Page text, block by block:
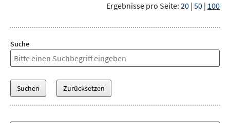
Ergebnisse pro Seite: 20 | 50 | 100
Suche